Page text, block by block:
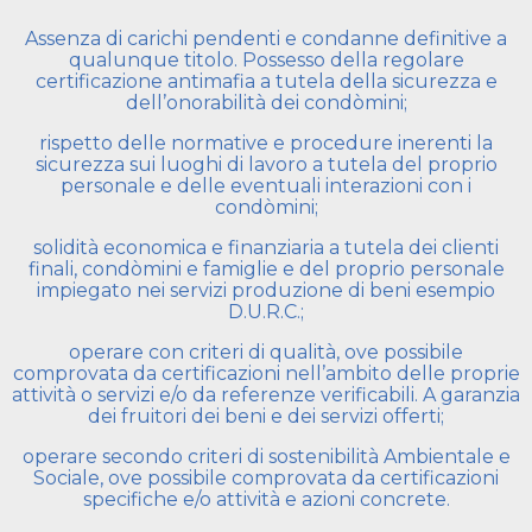
Assenza di carichi pendenti e condanne definitive a
qualunque titolo. Possesso della regolare
certificazione antimafia a tutela della sicurezza e
dell’onorabilità dei condòmini;
rispetto delle normative e procedure inerenti la
sicurezza sui luoghi di lavoro a tutela del proprio
personale e delle eventuali interazioni con i
condòmini;
solidità economica e finanziaria a tutela dei clienti
finali, condòmini e famiglie e del proprio personale
impiegato nei servizi produzione di beni esempio
D.U.R.C.;
operare con criteri di qualità, ove possibile
comprovata da certificazioni nell’ambito delle proprie
attività o servizi e/o da referenze verificabili. A garanzia
dei fruitori dei beni e dei servizi offerti;
operare secondo criteri di sostenibilità Ambientale e
Sociale, ove possibile comprovata da certificazioni
specifiche e/o attività e azioni concrete.